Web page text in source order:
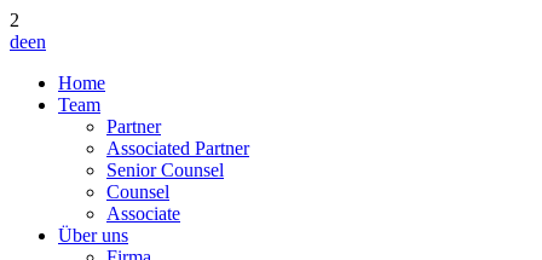
2
deen
Home
Team
Partner
Associated Partner
Senior Counsel
Counsel
Associate
Über uns